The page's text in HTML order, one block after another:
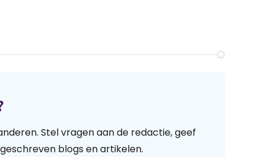
Stel vragen aan de redactie, geef
blogs en artikelen.